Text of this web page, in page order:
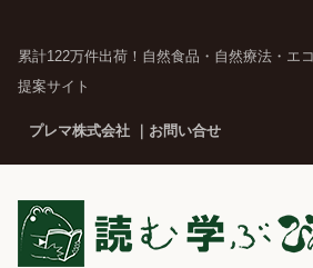
累計122万件出荷！自然食品・自然療法・エ
提案サイト
プレマ株式会社 お問い合せ